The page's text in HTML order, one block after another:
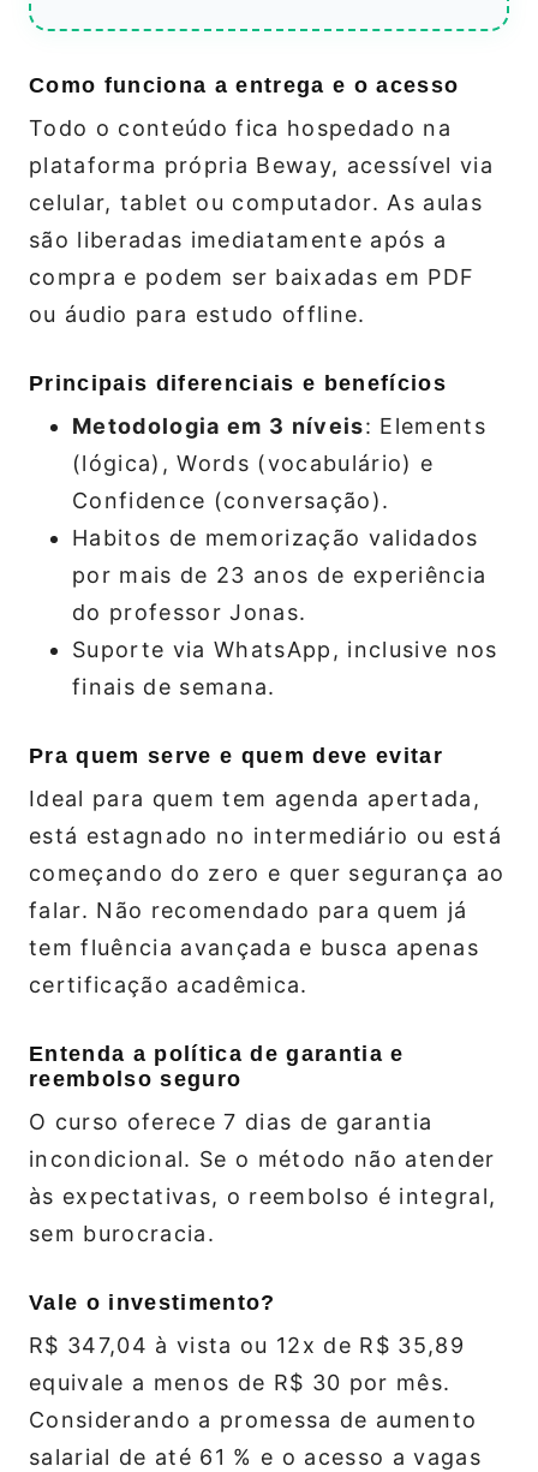
Como funciona a entrega e o acesso
Todo o conteúdo fica hospedado na
plataforma própria Beway, acessível via
celular, tablet ou computador. As aulas
são liberadas imediatamente após a
compra e podem ser baixadas em PDF
ou áudio para estudo offline.
Principais diferenciais e benefícios
Metodologia em 3 níveis: Elements
(lógica), Words (vocabulário) e
Confidence (conversação).
Habitos de memorização validados
por mais de 23 anos de experiência
do professor Jonas.
Suporte via WhatsApp, inclusive nos
finais de semana.
Pra quem serve e quem deve evitar
Ideal para quem tem agenda apertada,
está estagnado no intermediário ou está
começando do zero e quer segurança ao
falar. Não recomendado para quem já
tem fluência avançada e busca apenas
certificação acadêmica.
Entenda a política de garantia e
reembolso seguro
O curso oferece 7 dias de garantia
incondicional. Se o método não atender
às expectativas, o reembolso é integral,
sem burocracia.
Vale o investimento?
R$ 347,04 à vista ou 12x de R$ 35,89
equivale a menos de R$ 30 por mês.
Considerando a promessa de aumento
salarial de até 61 % e o acesso a vagas